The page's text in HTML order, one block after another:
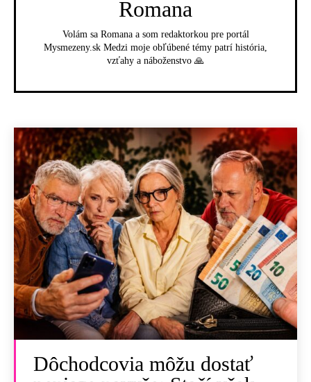
Romana
Volám sa Romana a som redaktorkou pre portál
Mysmezeny.sk Medzi moje obľúbené témy patrí história,
vzťahy a náboženstvo 🙏
Dôchodcovia môžu dostať